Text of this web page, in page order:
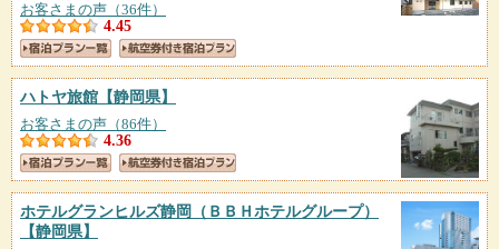
お客さまの声（36件）
4.45
ハトヤ旅館 【静岡県】
お客さまの声（86件）
4.36
ホテルグランヒルズ静岡（ＢＢＨホテルグループ）
【静岡県】